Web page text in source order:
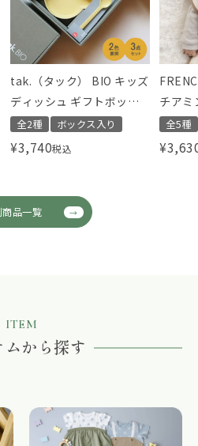
tak.（タック） BIO キッズ
ディッシュ ギフトボック
ス ベアー ミニ
全2種 ボックス入り
¥3,740税込
チアミ
スリー
全5種
¥
品一覧
ITEM
ムから探す